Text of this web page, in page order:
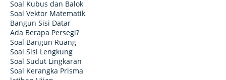
Soal Kubus dan Balok
Soal Vektor Matematik
Bangun Sisi Datar
Ada Berapa Persegi?
Soal Bangun Ruang
Soal Sisi Lengkung
Soal Sudut Lingkaran
Soal Kerangka Prisma